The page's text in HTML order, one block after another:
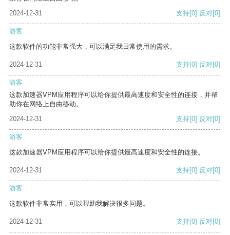
2024-12-31
支持[0] 反对[0]
游客
这款软件的功能非常强大，可以满足我日常使用的需求。
2024-12-31 支持[0] 反对[0]
游客
这款加速器VPM应用程序可以给你提供最高速度和安全性的连接，并帮
助你在网络上自由移动。
2024-12-31
支持[0] 反对[0]
游客
这款加速器VPM应用程序可以给你提供最高速度和安全性的连接。
2024-12-31 支持[0] 反对[0]
游客
这款软件非常实用，可以帮助我解决很多问题。
2024-12-31 支持[0] 反对[0]